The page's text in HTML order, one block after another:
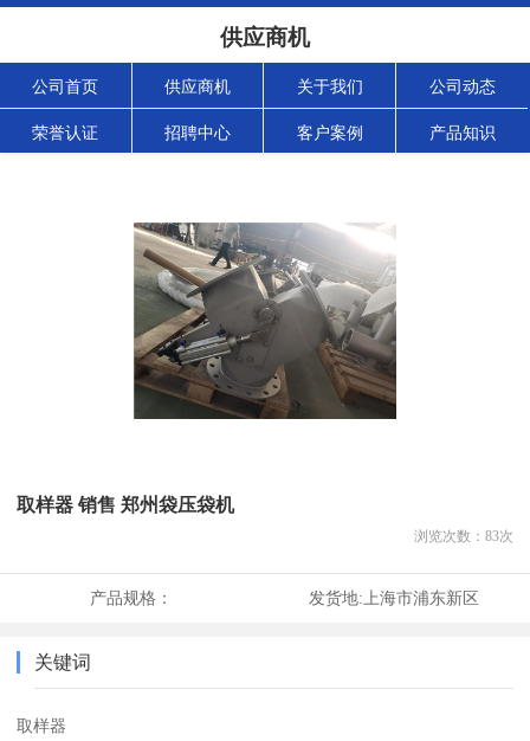
供应商机
公司首页 供应商机 关于我们 公司动态
荣誉认证 招聘中心 客户案例 产品知识
取样器 销售 郑州袋压袋机
浏览次数： 83次
产品规格： 发货地: 上海市浦东新区
关键词
取样器